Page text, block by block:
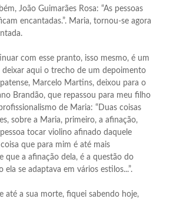
João Guimarães Rosa: “As pessoas
encantadas.”. Maria, tornou-se agora
com esse pranto, isso mesmo, é um
deixar aqui o trecho de um depoimento
Marcelo Martins, deixou para o
Brandão, que repassou para meu filho
de Maria: “Duas coisas
sobre a Maria, primeiro, a afinação,
tocar violino afinado daquele
que para mim é até mais
que a afinação dela, é a questão do
ela se adaptava em vários estilos...”.
até a sua morte, fiquei sabendo hoje,